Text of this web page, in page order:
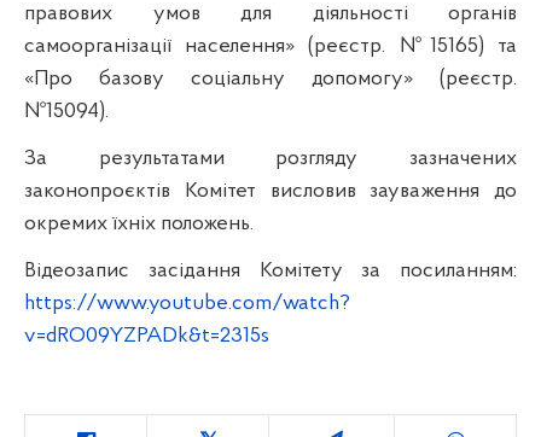
правових умов для діяльності органів
самоорганізації населення» (реєстр. №15165) та
«Про базову соціальну допомогу» (реєстр.
№15094).
За результатами розгляду зазначених
законопроєктів Комітет висловив зауваження до
окремих їхніх положень.
Відеозапис засідання Комітету за посиланням:
https://www.youtube.com/watch?
v=dRO09YZPADk&t=2315s